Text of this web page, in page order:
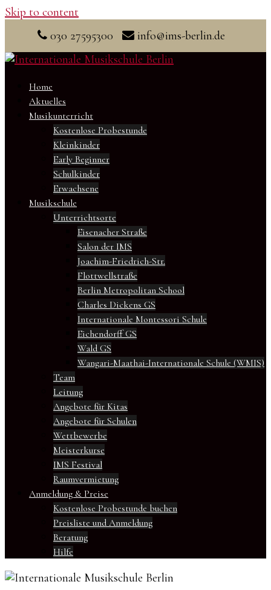
Skip to content
030 27595300
info@ims-berlin.de
Home
Aktuelles
Musikunterricht
Kostenlose Probestunde
Kleinkinder
Early Beginner
Schulkinder
Erwachsene
Musikschule
Unterrichtsorte
Eisenacher Straße
Salon der IMS
Joachim-Friedrich-Str.
Flottwellstraße
Berlin Metropolitan School
Charles Dickens GS
Internationale Montessori Schule
Eichendorff GS
Wald GS
Wangari-Maathai-Internationale Schule (WMIS)
Team
Leitung
Angebote für Kitas
Angebote für Schulen
Wettbewerbe
Meisterkurse
IMS Festival
Raumvermietung
Anmeldung & Preise
Kostenlose Probestunde buchen
Preisliste und Anmeldung
Beratung
Hilfe